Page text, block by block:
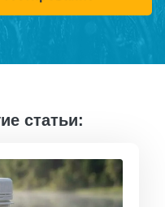
статьи: